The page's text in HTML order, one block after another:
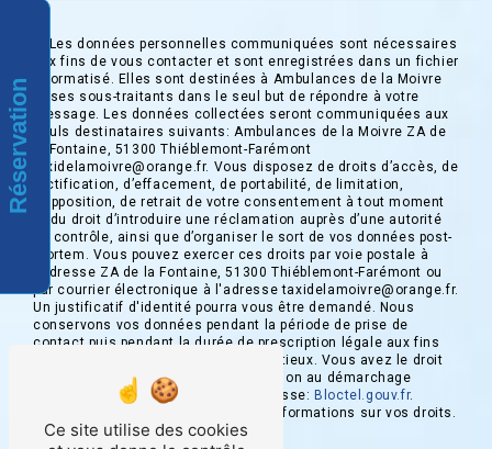
** Les données personnelles communiquées sont nécessaires
aux fins de vous contacter et sont enregistrées dans un fichier
informatisé. Elles sont destinées à Ambulances de la Moivre
et ses sous-traitants dans le seul but de répondre à votre
message. Les données collectées seront communiquées aux
seuls destinataires suivants: Ambulances de la Moivre ZA de
la Fontaine, 51300 Thiéblemont-Farémont
taxidelamoivre@orange.fr. Vous disposez de droits d’accès, de
rectification, d’effacement, de portabilité, de limitation,
d’opposition, de retrait de votre consentement à tout moment
et du droit d’introduire une réclamation auprès d’une autorité
de contrôle, ainsi que d’organiser le sort de vos données post-
mortem. Vous pouvez exercer ces droits par voie postale à
l'adresse ZA de la Fontaine, 51300 Thiéblemont-Farémont ou
par courrier électronique à l'adresse taxidelamoivre@orange.fr.
Un justificatif d'identité pourra vous être demandé. Nous
conservons vos données pendant la période de prise de
contact puis pendant la durée de prescription légale aux fins
probatoires et de gestion des contentieux. Vous avez le droit
de vous inscrire sur la liste d'opposition au démarchage
téléphonique, disponible à cette adresse: Bloctel.gouv.fr.
Consultez le site cnil.fr pour plus d’informations sur vos droits.
Réservation
Ce site utilise des cookies